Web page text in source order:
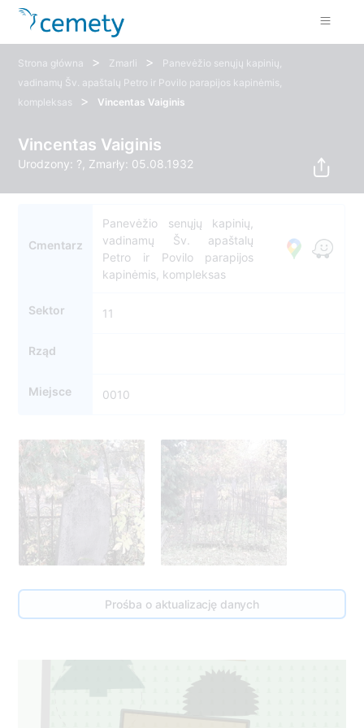
Strona główna > Zmarli >
Panevėžio senųjų kapinių,
vadinamų Šv. apaštalų Petro ir Povilo parapijos kapinėmis,
kompleksas
> Vincentas Vaiginis
Vincentas Vaiginis
Urodzony: ?, Zmarły: 05.08.1932
Cmentarz
Panevėžio senųjų kapinių,
vadinamų Šv. apaštalų
Petro ir Povilo parapijos
kapinėmis, kompleksas
Sektor 11
Rząd
Miejsce 0010
Prośba o aktualizację danych
11